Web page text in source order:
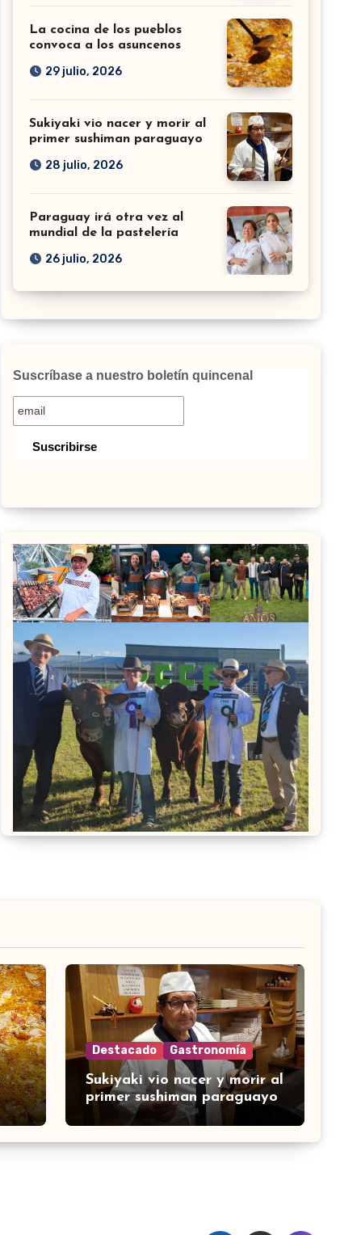
La cocina de los pueblos
convoca a los asuncenos
29 julio, 2026
Sukiyaki vio nacer y morir al
primer sushiman paraguayo
28 julio, 2026
Paraguay irá otra vez al
mundial de la pastelería
26 julio, 2026
Suscríbase a nuestro boletín quincenal
Destacado Gastronomía
Sukiyaki vio nacer y morir al
primer sushiman paraguayo